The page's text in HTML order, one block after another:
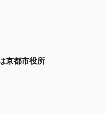
京都市役所